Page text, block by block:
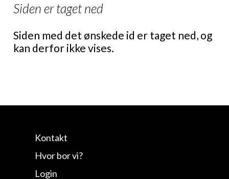
Siden er taget ned
Siden med det ønskede id er taget ned, og
kan derfor ikke vises.
Kontakt
Hvor bor vi?
Login